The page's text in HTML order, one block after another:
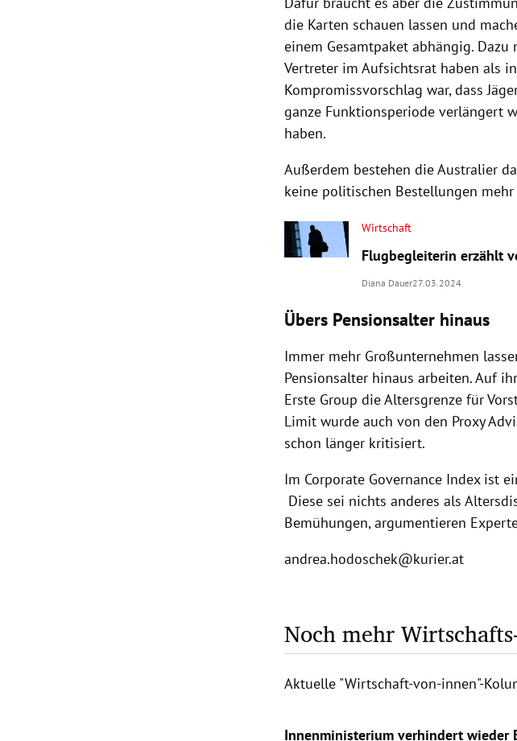
die Karten schauen lassen und
einem Gesamtpaket abhängig.
Vertreter im Aufsichtsrat haben als
Kompromissvorschlag war, dass
ganze Funktionsperiode verlängert
haben.
Außerdem bestehen die Australier
keine politischen Bestellungen
Wirtschaft
Flugbegleiterin erzählt
Diana Dauer27.03.2024
Übers Pensionsalter hinaus
Immer mehr Großunternehmen
Pensionsalter hinaus arbeiten. Auf
Erste Group die Altersgrenze für
Limit wurde auch von den Proxy
schon länger kritisiert.
Im Corporate Governance Index ist
Diese sei nichts anderes als
Bemühungen, argumentieren
andrea.hodoschek@kurier.at
Noch mehr
Aktuelle "Wirtschaft-von-innen"-
Innenministerium verhindert wieder